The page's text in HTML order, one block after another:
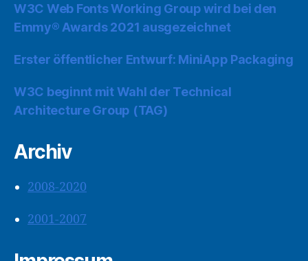
W3C Web Fonts Working Group wird bei den
Emmy® Awards 2021 ausgezeichnet
Erster öffentlicher Entwurf: MiniApp Packaging
W3C beginnt mit Wahl der Technical
Architecture Group (TAG)
Archiv
2008-2020
2001-2007